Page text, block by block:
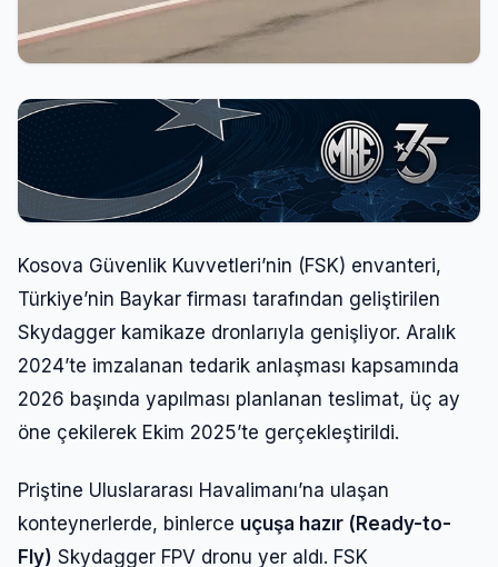
Kosova Güvenlik Kuvvetleri’nin (FSK) envanteri,
Türkiye’nin Baykar firması tarafından geliştirilen
Skydagger kamikaze dronlarıyla genişliyor. Aralık
2024’te imzalanan tedarik anlaşması kapsamında
2026 başında yapılması planlanan teslimat, üç ay
öne çekilerek Ekim 2025’te gerçekleştirildi.
Priştine Uluslararası Havalimanı’na ulaşan
konteynerlerde, binlerce uçuşa hazır (Ready-to-
Fly) Skydagger FPV dronu yer aldı. FSK